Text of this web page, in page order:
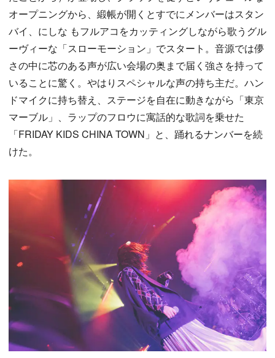
オープニングから、緞帳が開くとすでにメンバーはスタン
バイ、にしな もフルアコをカッティングしながら歌うグル
ーヴィーな「スローモーション」でスタート。音源では儚
さの中に芯のある声が広い会場の奥まで届く強さを持って
いることに驚く。やはりスペシャルな声の持ち主だ。ハン
ドマイクに持ち替え、ステージを自在に動きながら「東京
マーブル」、ラップのフロウに寓話的な歌詞を乗せた
「FRIDAY KIDS CHINA TOWN」と、踊れるナンバーを続
けた。